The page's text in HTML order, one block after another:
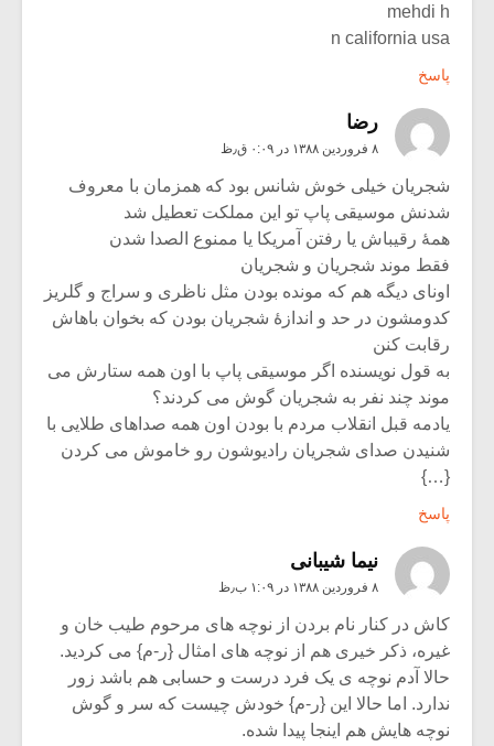
mehdi h
n california usa
پاسخ
رضا
۸ فروردین ۱۳۸۸ در ۰:۰۹ ق٫ظ
شجریان خیلی خوش شانس بود که همزمان با معروف
شدنش موسیقی پاپ تو این مملکت تعطیل شد
همۀ رقیباش یا رفتن آمریکا یا ممنوع الصدا شدن
فقط موند شجریان و شجریان
اونای دیگه هم که مونده بودن مثل ناظری و سراج و گلریز
کدومشون در حد و اندازۀ شجریان بودن که بخوان باهاش
رقابت کنن
به قول نویسنده اگر موسیقی پاپ با اون همه ستارش می
موند چند نفر به شجریان گوش می کردند؟
یادمه قبل انقلاب مردم با بودن اون همه صداهای طلایی با
شنیدن صدای شجریان رادیوشون رو خاموش می کردن
{…}
پاسخ
نیما شیبانی
۸ فروردین ۱۳۸۸ در ۱:۰۹ ب٫ظ
کاش در کنار نام بردن از نوچه های مرحوم طیب خان و
غیره، ذکر خیری هم از نوچه های امثال {ر-م} می کردید.
حالا آدم نوچه ی یک فرد درست و حسابی هم باشد زور
ندارد. اما حالا این {ر-م} خودش چیست که سر و گوش
نوچه هایش هم اینجا پیدا شده.